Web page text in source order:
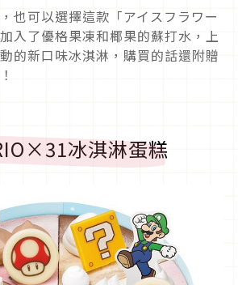
也可以選擇這款「アイスフラワー
入了優格果凍和椰果的蘇打水，上
的新口味冰淇淋，購買的話還附贈
冰淇淋蛋糕